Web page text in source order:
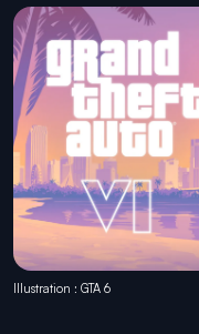
Illustration : GTA 6